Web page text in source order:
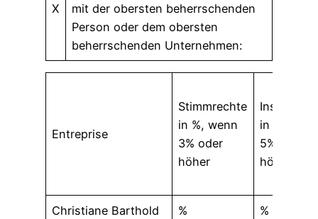
X
mit der obersten beherrschenden
Person oder dem obersten
beherrschenden Unternehmen:
Entreprise
Stimmrechte
in %, wenn
3% oder
höher
in %,
5% oder
höher
Christiane Barthold % %